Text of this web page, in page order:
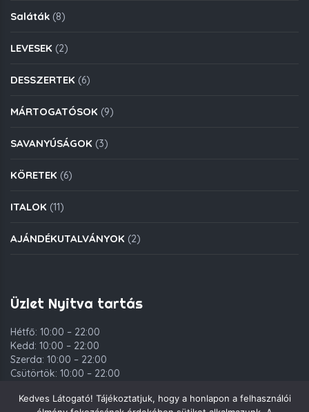
Saláták (8)
LEVESEK (2)
DESSZERTEK (6)
MÁRTOGATÓSOK (9)
SAVANYÚSÁGOK (3)
KÖRETEK (6)
ITALOK (11)
AJÁNDÉKUTALVÁNYOK (2)
Üzlet Nyitva tartás
Hétfő: 10:00 – 22:00
Kedd: 10:00 – 22:00
Szerda: 10:00 – 22:00
Csütörtök: 10:00 – 22:00
Szombat: 10:00 – 00:00
Kedves Látogató! Tájékoztatjuk, hogy a honlapon a felhasználói